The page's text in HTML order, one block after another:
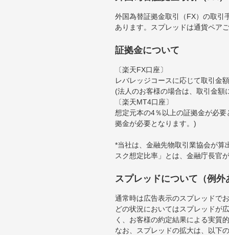
外国為替証拠金取引（FX）の取引
あります。スプレッドは通貨ペア
証拠金について
〔楽天FX口座〕
レバレッジコースに応じて取引金
(法人のお客様の場合は、取引金
〔楽天MT4口座〕
想定元本の4％以上の証拠金が必
拠金が必要となります。)
*当社は、金融先物取引業協会が算
スク想定比率」とは、金融庁長官
スプレッドについて（例外
通常時は広告表示のスプレッドで
どの状況においてはスプレッドが
く、お客様の約定結果による実質
なお、スプレッドの拡大は、以下